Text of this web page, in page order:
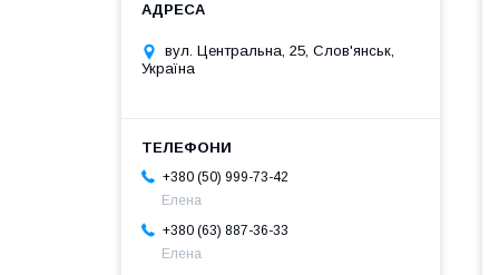
вул. Центральна, 25, Слов'янськ,
Україна
+380 (50) 999-73-42
Елена
+380 (63) 887-36-33
Елена